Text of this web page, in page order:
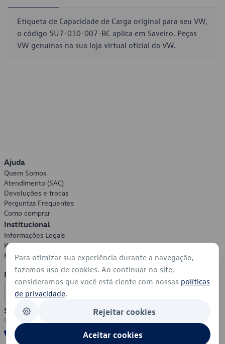
Etiqueta de Capacidade de Carga original para seu VW,
o código 5U7-010-007-BC aplica em Saveiro. Peças
VW genuínas na sua loja virtual oficial da VW.
Ajuda
Quem Somos
Atendimento (SAC)
Devoluções e trocas
Perguntas Frequentes
Como comprar
Institucional
Informações Legais
Política de Privacidade
Política de Cookies
Formas de Pagamento
Segurança
Para otimizar sua experiência durante a navegação,
fazemos uso de cookies. Ao continuar no site,
consideramos que você está ciente com nossas políticas
de privacidade.
Rejeitar cookies
Aceitar cookies